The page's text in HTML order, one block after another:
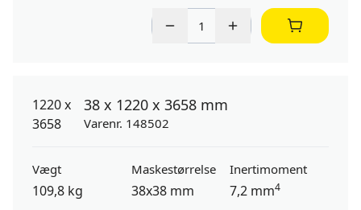
38 x 1220 x 3658 mm
Varenr. 148502
Vægt
109,8 kg
Maskestørrelse
38x38 mm
Inertimoment
7,2 mm4